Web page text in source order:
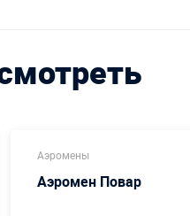
Аэромены
Аэромен Повар